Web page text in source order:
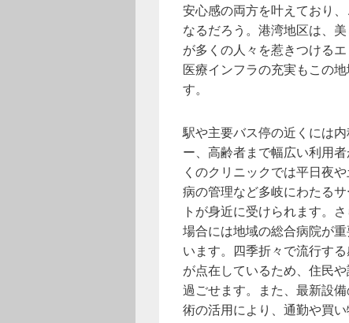
安心感の両方を叶えており
なるだろう。港湾地区は、
が多くの人々を惹きつける
医療インフラの充実もこの
す。
駅や主要バス停の近くには
ー、高齢者まで幅広い利用
くのクリニックでは平日夜
病の管理など多岐にわたる
トが身近に受けられます。
場合には地域の総合病院が
います。四季折々で流行す
が点在しているため、住民
過ごせます。また、最新設
術の活用により、通勤や買